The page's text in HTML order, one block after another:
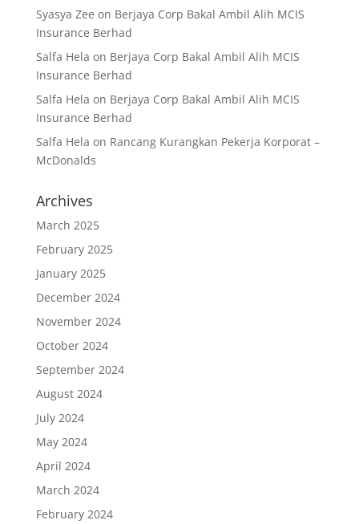
Syasya Zee on Berjaya Corp Bakal Ambil Alih MCIS
Insurance Berhad
Salfa Hela on Berjaya Corp Bakal Ambil Alih MCIS
Insurance Berhad
Salfa Hela on Berjaya Corp Bakal Ambil Alih MCIS
Insurance Berhad
Salfa Hela on Rancang Kurangkan Pekerja Korporat –
McDonalds
Archives
March 2025
February 2025
January 2025
December 2024
November 2024
October 2024
September 2024
August 2024
July 2024
May 2024
April 2024
March 2024
February 2024